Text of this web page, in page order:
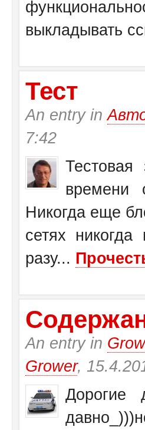
выкладывать
Тест
An entry in
7:42
времени
Никогда еще
сетях
разу...
An entry in
Grower,
Дорогие